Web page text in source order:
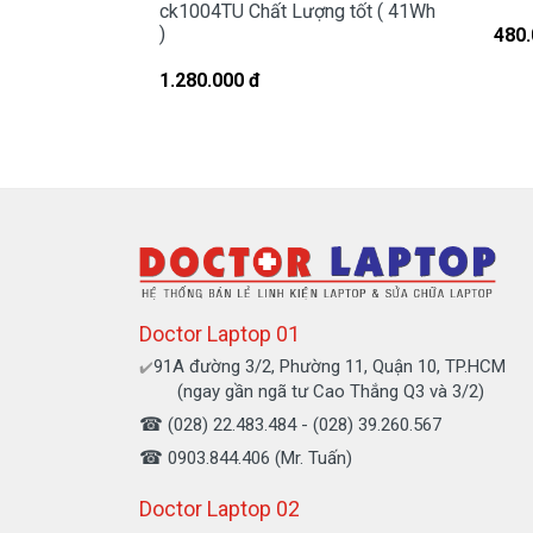
Chế độ bảo hành
* 1 đổi 1 trong vòng 6 tháng hoặc
* Các trường hợp không được bảo
- Pin bị rơi vỡ không còn nguyên
- Pin có dấu hiệu rách tem.
- Pin không có tem của Doctor
- Pin bị ngập nước.
- Pin bị cháy và Pin bị phù.
Cam kết cho
+ Chúng tôi luôn đặt chất lượng các
ck1004TU Chất Lượng tốt ( 41Wh
)
1.280.000 đ
Doctor Laptop 01
✔️91A đường 3/2, Phường 11, Quận 10, TP.HCM
(ngay gần ngã tư Cao Thắng Q3 và 3/2)
☎ (028) 22.483.484 - (028) 39.260.567
☎ 0903.844.406 (Mr. Tuấn)
Doctor Laptop 02